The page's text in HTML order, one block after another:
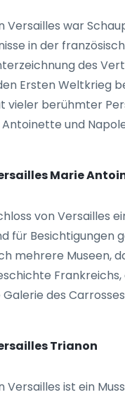
Versailles war
in der
des
Ersten Weltkrieg
vieler berühmter
und
Marie
von Versailles
für Besichtigungen
mehrere Museen,
Frankreichs,
des
Trianon
Versailles ist ein